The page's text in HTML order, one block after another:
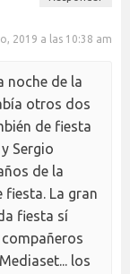
2019 a las 10:38 am
noche de la
otros dos
de fiesta
Sergio
de la
fiesta. La gran
fiesta sí
los